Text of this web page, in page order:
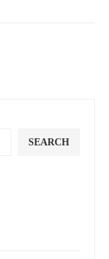
SEARCH